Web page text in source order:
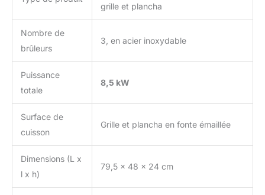
grille et plancha
Nombre de
brûleurs
3, en acier inoxydable
Puissance
totale
8,5 kW
Surface de
cuisson
Grille et plancha en fonte émaillée
Dimensions (L x
l x h)
79,5 x 48 x 24 cm